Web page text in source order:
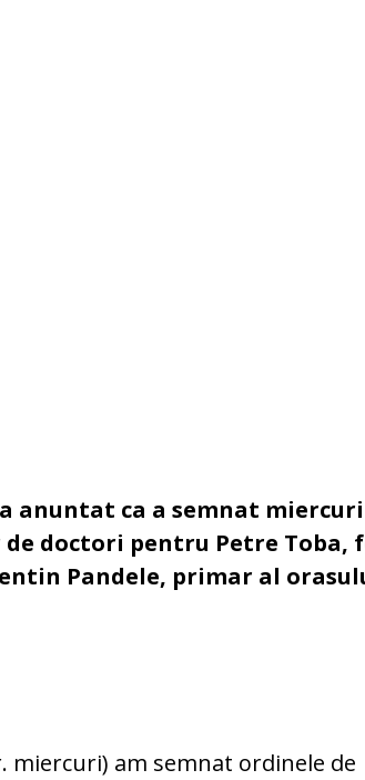
anuntat ca a semnat miercuri
doctori pentru Petre Toba,
Pandele, primar al
miercuri) am semnat ordinele de